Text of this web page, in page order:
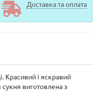
Доставка та оплата
Красивий і яскравий
виготовлена з